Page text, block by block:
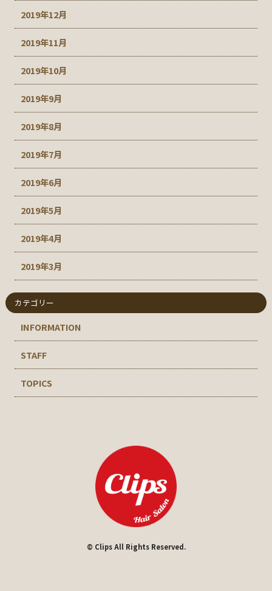
2019年12月
2019年11月
2019年10月
2019年9月
2019年8月
2019年7月
2019年6月
2019年5月
2019年4月
2019年3月
カテゴリー
INFORMATION
STAFF
TOPICS
© Clips All Rights Reserved.